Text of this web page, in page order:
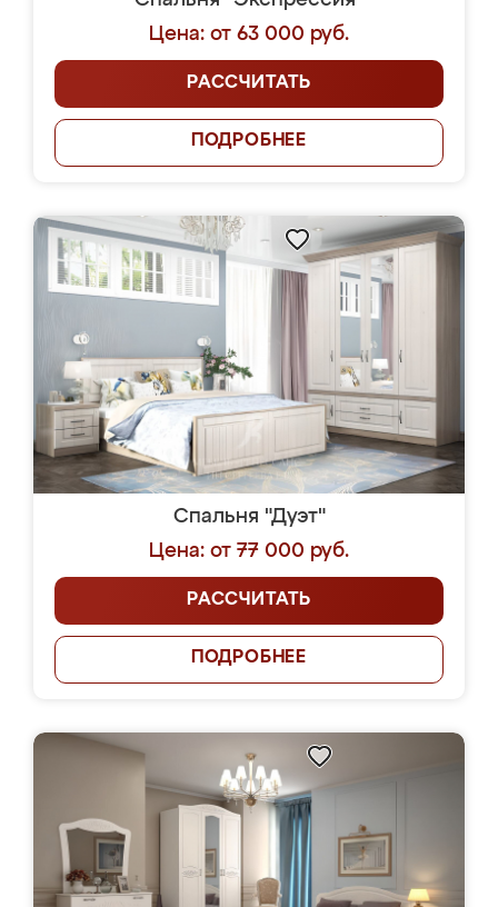
Цена: от 63 000 руб.
РАССЧИТАТЬ
ПОДРОБНЕЕ
Спальня "Дуэт"
Цена: от 77 000 руб.
РАССЧИТАТЬ
ПОДРОБНЕЕ